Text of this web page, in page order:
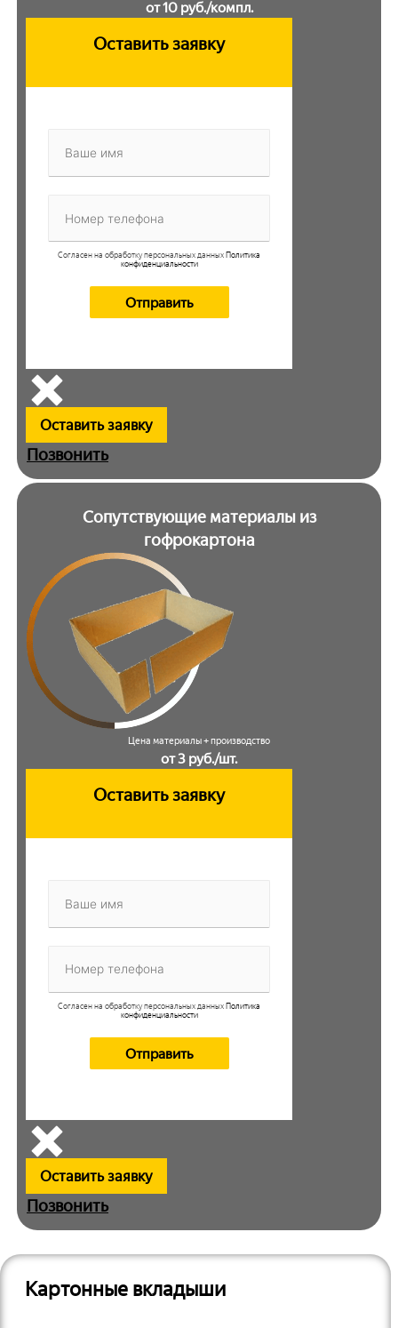
от 10 руб./компл.
Оставить заявку
Согласен на обработку персональных данныхПолитика
конфиденциальности
Оставить заявку
Позвонить
Сопутствующие материалы из
гофрокартона
Цена материалы + производство
от 3 руб./шт.
Оставить заявку
Согласен на обработку персональных данныхПолитика
конфиденциальности
Оставить заявку
Позвонить
Картонные вкладыши